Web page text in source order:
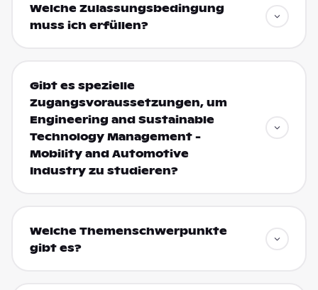
Welche Zulassungsbedingung
muss ich erfüllen?
Gibt es spezielle
Zugangsvoraussetzungen, um
Engineering and Sustainable
Technology Management -
Mobility and Automotive
Industry zu studieren?
Welche Themenschwerpunkte
gibt es?